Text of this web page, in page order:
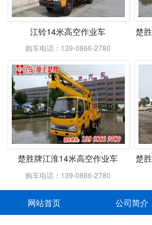
江铃14米高空作业车
购车电话：139-0866-2780
楚胜牌江淮14米高空作业车
购车电话：139-0866-2780
网站首页 公司简介